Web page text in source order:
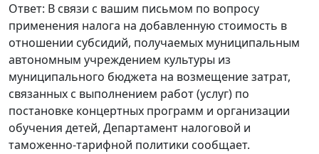
Ответ: В связи с вашим письмом по вопросу
применения налога на добавленную стоимость в
отношении субсидий, получаемых муниципальным
автономным учреждением культуры из
муниципального бюджета на возмещение затрат,
связанных с выполнением работ (услуг) по
постановке концертных программ и организации
обучения детей, Департамент налоговой и
таможенно-тарифной политики сообщает.